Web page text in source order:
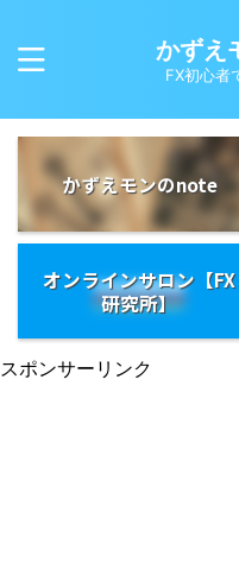
かずえ
FX初心者
かずえモンのnote
オンラインサロン【FX
研究所】
スポンサーリンク